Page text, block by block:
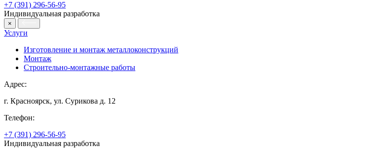
+7 (391) 296-56-95
Индивидуальная разработка
×
Услуги
Изготовление и монтаж металлоконструкций
Монтаж
Строительно-монтажные работы
Адрес:
г. Красноярск, ул. Сурикова д. 12
Телефон:
+7 (391) 296-56-95
Индивидуальная разработка